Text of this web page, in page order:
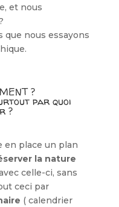
et nous
que nous essayons
?
par quoi
?
en place un plan
la nature
celle-ci, sans
ceci par
( calendrier